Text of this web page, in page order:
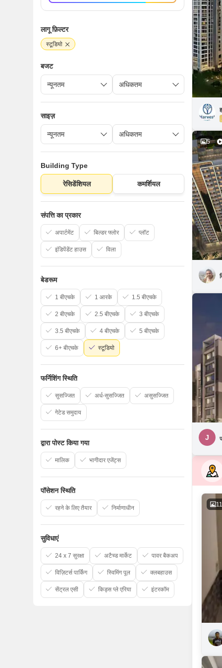
5
J
11
लागू फ़िल्टर
स्टूडियो
बजट
साइज़
Building Type
रेसिडेंशियल कमर्शियल
संपत्ति का प्रकार
अपार्टमेंट बिल्डर फ्लोर प्लॉट
इंडिपेंडेंट हाउस विला
बेडरूम
1 बीएचके 1 आरके 1.5 बीएचके
2 बीएचके 2.5 बीएचके 3 बीएचके
3.5 बीएचके 4 बीएचके 5 बीएचके
6+ बीएचके स्टूडियो
फर्निशिंग स्थिति
सुसज्जित अर्ध-सुसज्जित असुसज्जित
गेटेड समुदाय
द्वारा पोस्ट किया गया
मालिक भागीदार एजेंट्स
पॉसेशन स्थिति
रहने के लिए तैयार निर्माणाधीन
सुविधाएं
24 x 7 सुरक्षा अटैच्ड मार्केट पावर बैकअप
विज़िटर्स पार्किंग स्विमिंग पूल क्लबहाउस
सेंट्रल एसी किड्स प्ले एरिया इंटरकॉम